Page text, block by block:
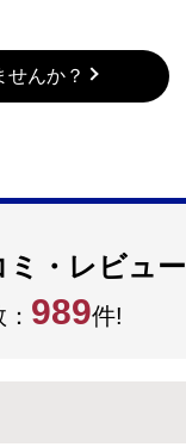
んか？
ミ・レビュー
989件!